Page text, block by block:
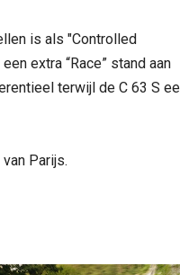
is als "Controlled
extra “Race” stand aan
terwijl de C 63 S
Parijs.